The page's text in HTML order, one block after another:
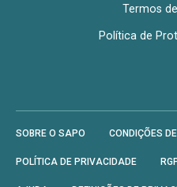
Termos
Política de
SOBRE O SAPO CONDIÇÕES
POLÍTICA DE PRIVACIDADE